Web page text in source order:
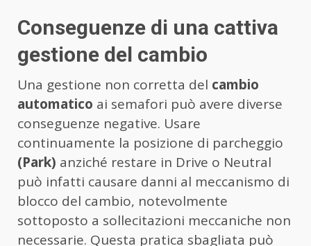
Conseguenze di una cattiva
gestione del cambio
Una gestione non corretta del cambio
automatico ai semafori può avere diverse
conseguenze negative. Usare
continuamente la posizione di parcheggio
(Park) anziché restare in Drive o Neutral
può infatti causare danni al meccanismo di
blocco del cambio, notevolmente
sottoposto a sollecitazioni meccaniche non
necessarie. Questa pratica sbagliata può